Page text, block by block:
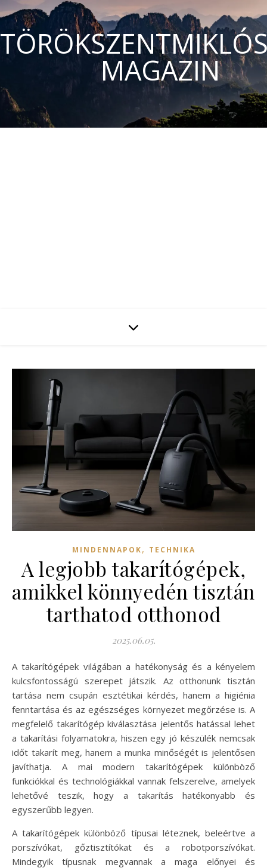
MAGAZIN
MINDENNAPOK, TECHNIKA
A legjobb takarítógépek,
amikkel könnyedén tisztán
tarthatod otthonod
2025.06.05.
A takarítógépek világában a hatékonyság és a kényelem
kulcsfontosságú szerepet játszik. Az otthonunk tisztán
tartása nem csupán esztétikai kérdés, hanem a higiénia
fenntartása és az egészséges környezet megőrzése is. A
megfelelő takarítógép kiválasztása jelentős hatással lehet
a takarítási folyamatokra, hiszen egy jó készülék nemcsak
időt takarít meg, hanem a munka minőségét is jelentősen
javíthatja. A mai modern takarítógépek különböző
funkciókkal és technológiákkal vannak felszerelve, amelyek
lehetővé teszik, hogy a takarítás hatékonyabb és
egyszerűbb legyen.
A takarítógépek különböző típusai léteznek, beleértve a
porszívókat, gőztisztítókat és a robotporszívókat.
Mindegyik típusnak megvannak a maga előnyei és